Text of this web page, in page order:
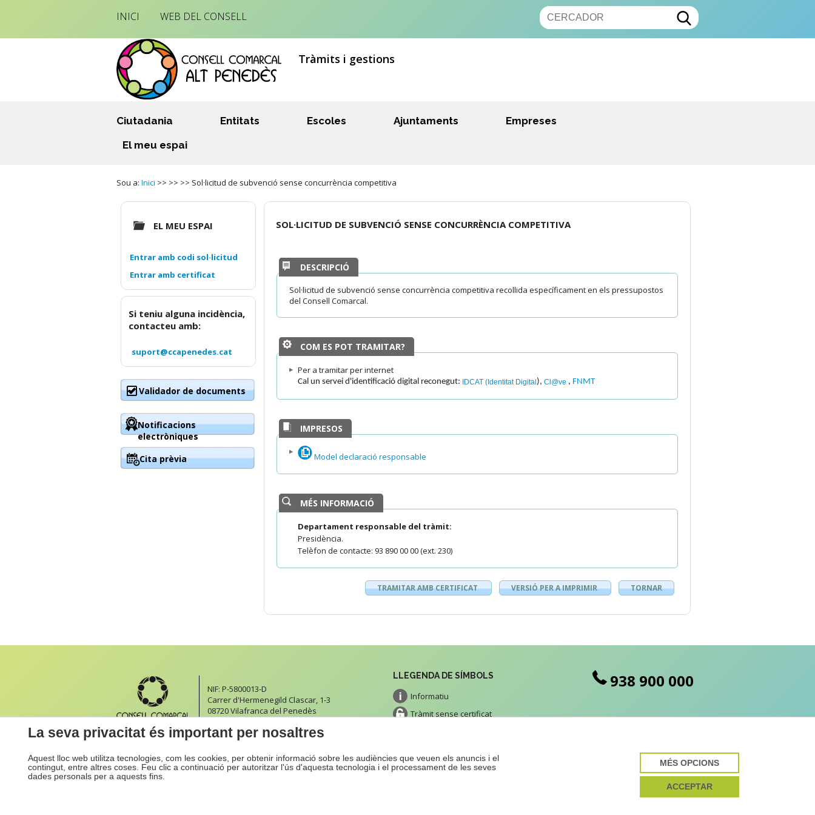
INICI WEB DEL CONSELL
Tràmits i gestions
Ciutadania Entitats Escoles Ajuntaments
Empreses
El meu espai
Sou a: Inici >> >> >> Sol·licitud de subvenció sense concurrència competitiva
SOL·LICITUD DE SUBVENCIÓ SENSE CONCURRÈNCIA COMPETITIVA
DESCRIPCIÓ
Sol·licitud de subvenció sense concurrència competitiva recollida específicament en els pressupostos
del Consell Comarcal.
COM ES POT TRAMITAR?
Per a tramitar per internet
Cal un servei d'identificació digital reconegut: IDCAT (Identitat Digital ), Cl@ve , FNMT
IMPRESOS
Model declaració responsable
MÉS INFORMACIÓ
Departament responsable del tràmit:
Presidència.
Telèfon de contacte: 93 890 00 00 (ext. 230)
TRAMITAR AMB CERTIFICAT VERSIÓ PER A IMPRIMIR TORNAR
EL MEU ESPAI
Entrar amb codi sol·licitud
Si teniu alguna incidència,
contacteu amb:
suport@ccapenedes.cat
Validador de documents
Notificacions
electròniques
Cita prèvia
NIF: P-5800013-D
Carrer d'Hermenegild Clascar, 1-3
08720 Vilafranca del Penedès
LLEGENDA DE SÍMBOLS
Informatiu
Tràmit sense certificat
Pagament
938 900 000
Inici Accessibilitat
La seva privacitat és important per nosaltres
Aquest lloc web utilitza tecnologies, com les cookies, per obtenir informació sobre les audiències que veuen els anuncis i el
contingut, entre altres coses. Feu clic a continuació per autoritzar l'ús d'aquesta tecnologia i el processament de les seves
dades personals per a aquests fins.
MÉS OPCIONS
ACCEPTAR